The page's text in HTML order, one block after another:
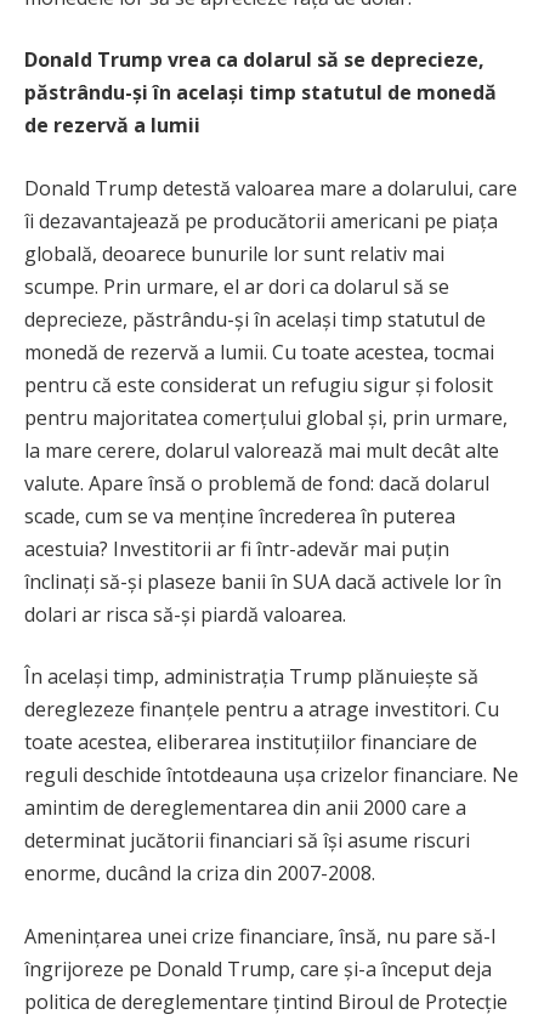
Donald Trump vrea ca dolarul să se deprecieze,
păstrându-și în același timp statutul de monedă
de rezervă a lumii
Donald Trump detestă valoarea mare a dolarului, care
îi dezavantajează pe producătorii americani pe piața
globală, deoarece bunurile lor sunt relativ mai
scumpe. Prin urmare, el ar dori ca dolarul să se
deprecieze, păstrându-și în același timp statutul de
monedă de rezervă a lumii. Cu toate acestea, tocmai
pentru că este considerat un refugiu sigur și folosit
pentru majoritatea comerțului global și, prin urmare,
la mare cerere, dolarul valorează mai mult decât alte
valute. Apare însă o problemă de fond: dacă dolarul
scade, cum se va menține încrederea în puterea
acestuia? Investitorii ar fi într-adevăr mai puțin
înclinați să-și plaseze banii în SUA dacă activele lor în
dolari ar risca să-și piardă valoarea.
În același timp, administrația Trump plănuiește să
dereglezeze finanțele pentru a atrage investitori. Cu
toate acestea, eliberarea instituțiilor financiare de
reguli deschide întotdeauna ușa crizelor financiare. Ne
amintim de dereglementarea din anii 2000 care a
determinat jucătorii financiari să își asume riscuri
enorme, ducând la criza din 2007-2008.
Amenințarea unei crize financiare, însă, nu pare să-l
îngrijoreze pe Donald Trump, care și-a început deja
politica de dereglementare țintind Biroul de Protecție